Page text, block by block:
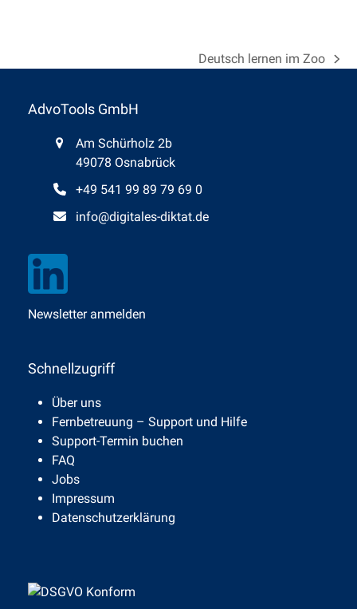
Nächster
Deutsch lernen im Zoo
AdvoTools GmbH
Am Schürholz 2b
49078 Osnabrück
+49 541 99 89 79 69 0
info@digitales-diktat.de
Newsletter anmelden
Schnellzugriff
Über uns
Fernbetreuung – Support und Hilfe
Support-Termin buchen
FAQ
Jobs
Impressum
Datenschutzerklärung